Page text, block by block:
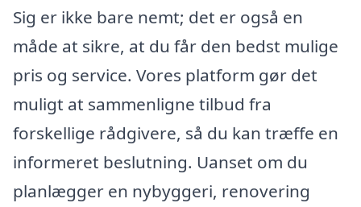
Sig er ikke bare nemt; det er også en
måde at sikre, at du får den bedst mulige
pris og service. Vores platform gør det
muligt at sammenligne tilbud fra
forskellige rådgivere, så du kan træffe en
informeret beslutning. Uanset om du
planlægger en nybyggeri, renovering